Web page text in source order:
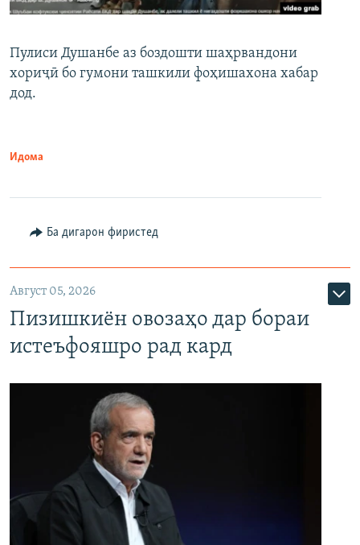
Пулиси Душанбе аз боздошти шаҳрвандони
хориҷӣ бо гумони ташкили фоҳишахона хабар
дод.
Идома
Ба дигарон фиристед
Август 05, 2026
Пизишкиён овозаҳо дар бораи
истеъфояшро рад кард